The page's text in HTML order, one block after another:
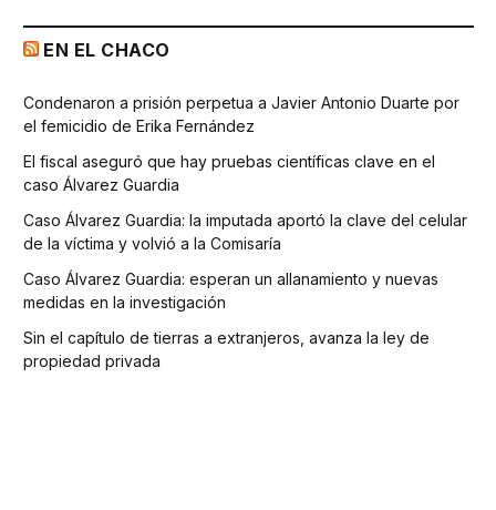
EN EL CHACO
Condenaron a prisión perpetua a Javier Antonio Duarte por
el femicidio de Erika Fernández
El fiscal aseguró que hay pruebas científicas clave en el
caso Álvarez Guardia
Caso Álvarez Guardia: la imputada aportó la clave del celular
de la víctima y volvió a la Comisaría
Caso Álvarez Guardia: esperan un allanamiento y nuevas
medidas en la investigación
Sin el capítulo de tierras a extranjeros, avanza la ley de
propiedad privada